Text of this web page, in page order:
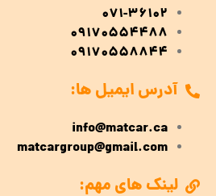
071-36102
09170554488
09170558844
آدرس ایمیل ها:
info@matcar.ca
matcargroup@gmail.com
لینک های مهم: